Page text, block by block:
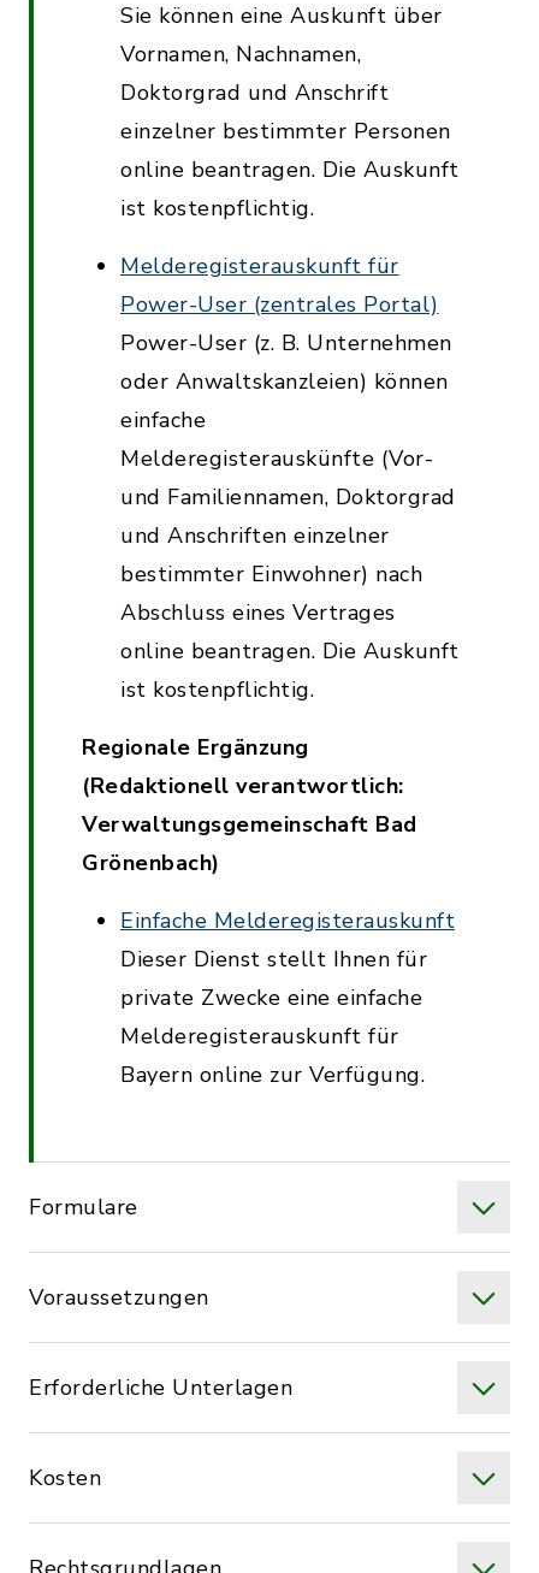
Sie können eine Auskunft über
Vornamen, Nachnamen,
Doktorgrad und Anschrift
einzelner bestimmter Personen
online beantragen. Die Auskunft
ist kostenpflichtig.
Melderegisterauskunft für
Power-User (zentrales Portal)
Power-User (z. B. Unternehmen
oder Anwaltskanzleien) können
einfache
Melderegisterauskünfte (Vor-
und Familiennamen, Doktorgrad
und Anschriften einzelner
bestimmter Einwohner) nach
Abschluss eines Vertrages
online beantragen. Die Auskunft
ist kostenpflichtig.
Regionale Ergänzung
(Redaktionell verantwortlich:
Verwaltungsgemeinschaft Bad
Grönenbach)
Einfache Melderegisterauskunft
Dieser Dienst stellt Ihnen für
private Zwecke eine einfache
Melderegisterauskunft für
Bayern online zur Verfügung.
Formulare
Voraussetzungen
Erforderliche Unterlagen
Kosten